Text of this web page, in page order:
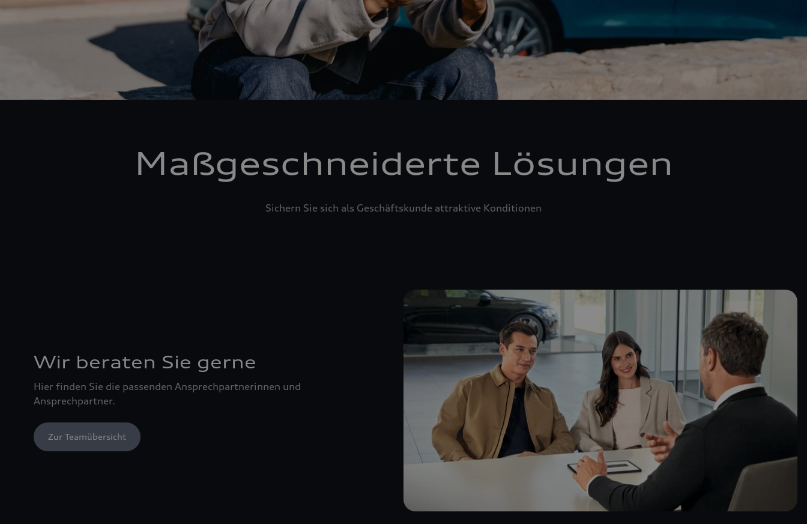
Maßgeschneiderte Lösungen
Sichern Sie sich als Geschäftskunde attraktive Konditionen
Wir beraten Sie gerne
Hier finden Sie die passenden Ansprechpartnerinnen und
Ansprechpartner.
Zur Teamübersicht